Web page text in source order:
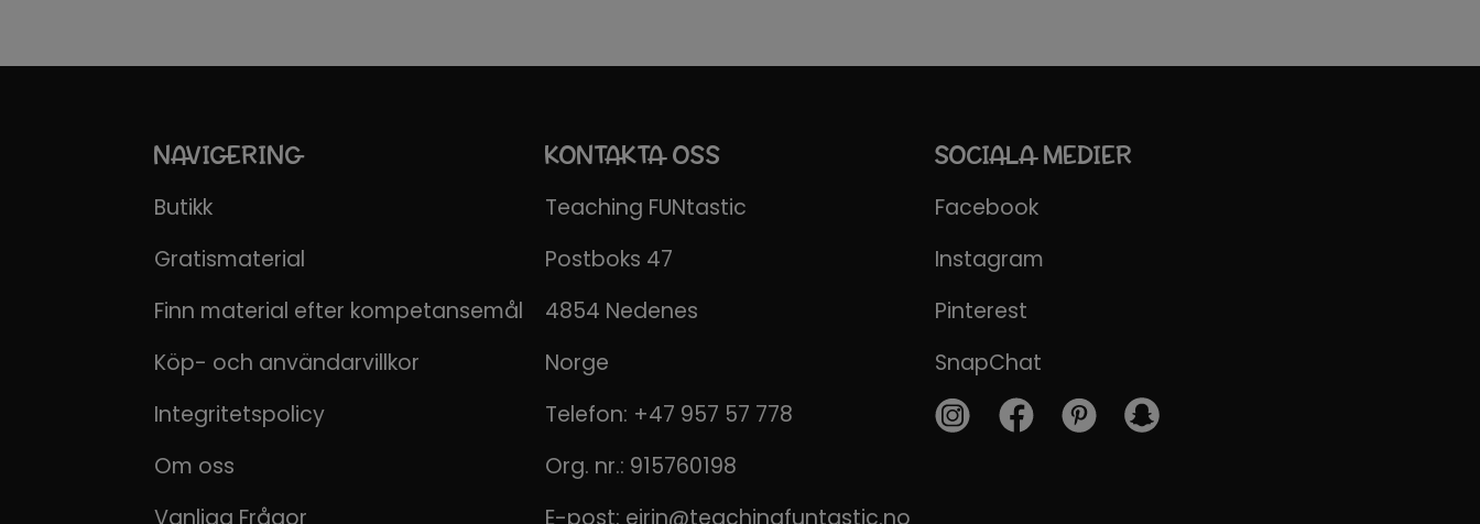
NAVIGERING
Butikk
Gratismaterial
Finn material efter kompetansemål
Köp- och användarvillkor
Integritetspolicy
Om oss
Vanliga Frågor
KONTAKTA OSS
Teaching FUNtastic
Postboks 47
4854 Nedenes
Norge
Telefon: +47 957 57 778
Org. nr.: 915760198
E-post: eirin@teachingfuntastic.no
SOCIALA MEDIER
Facebook
Instagram
Pinterest
SnapChat